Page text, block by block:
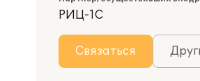
РИЦ-1С
Связаться